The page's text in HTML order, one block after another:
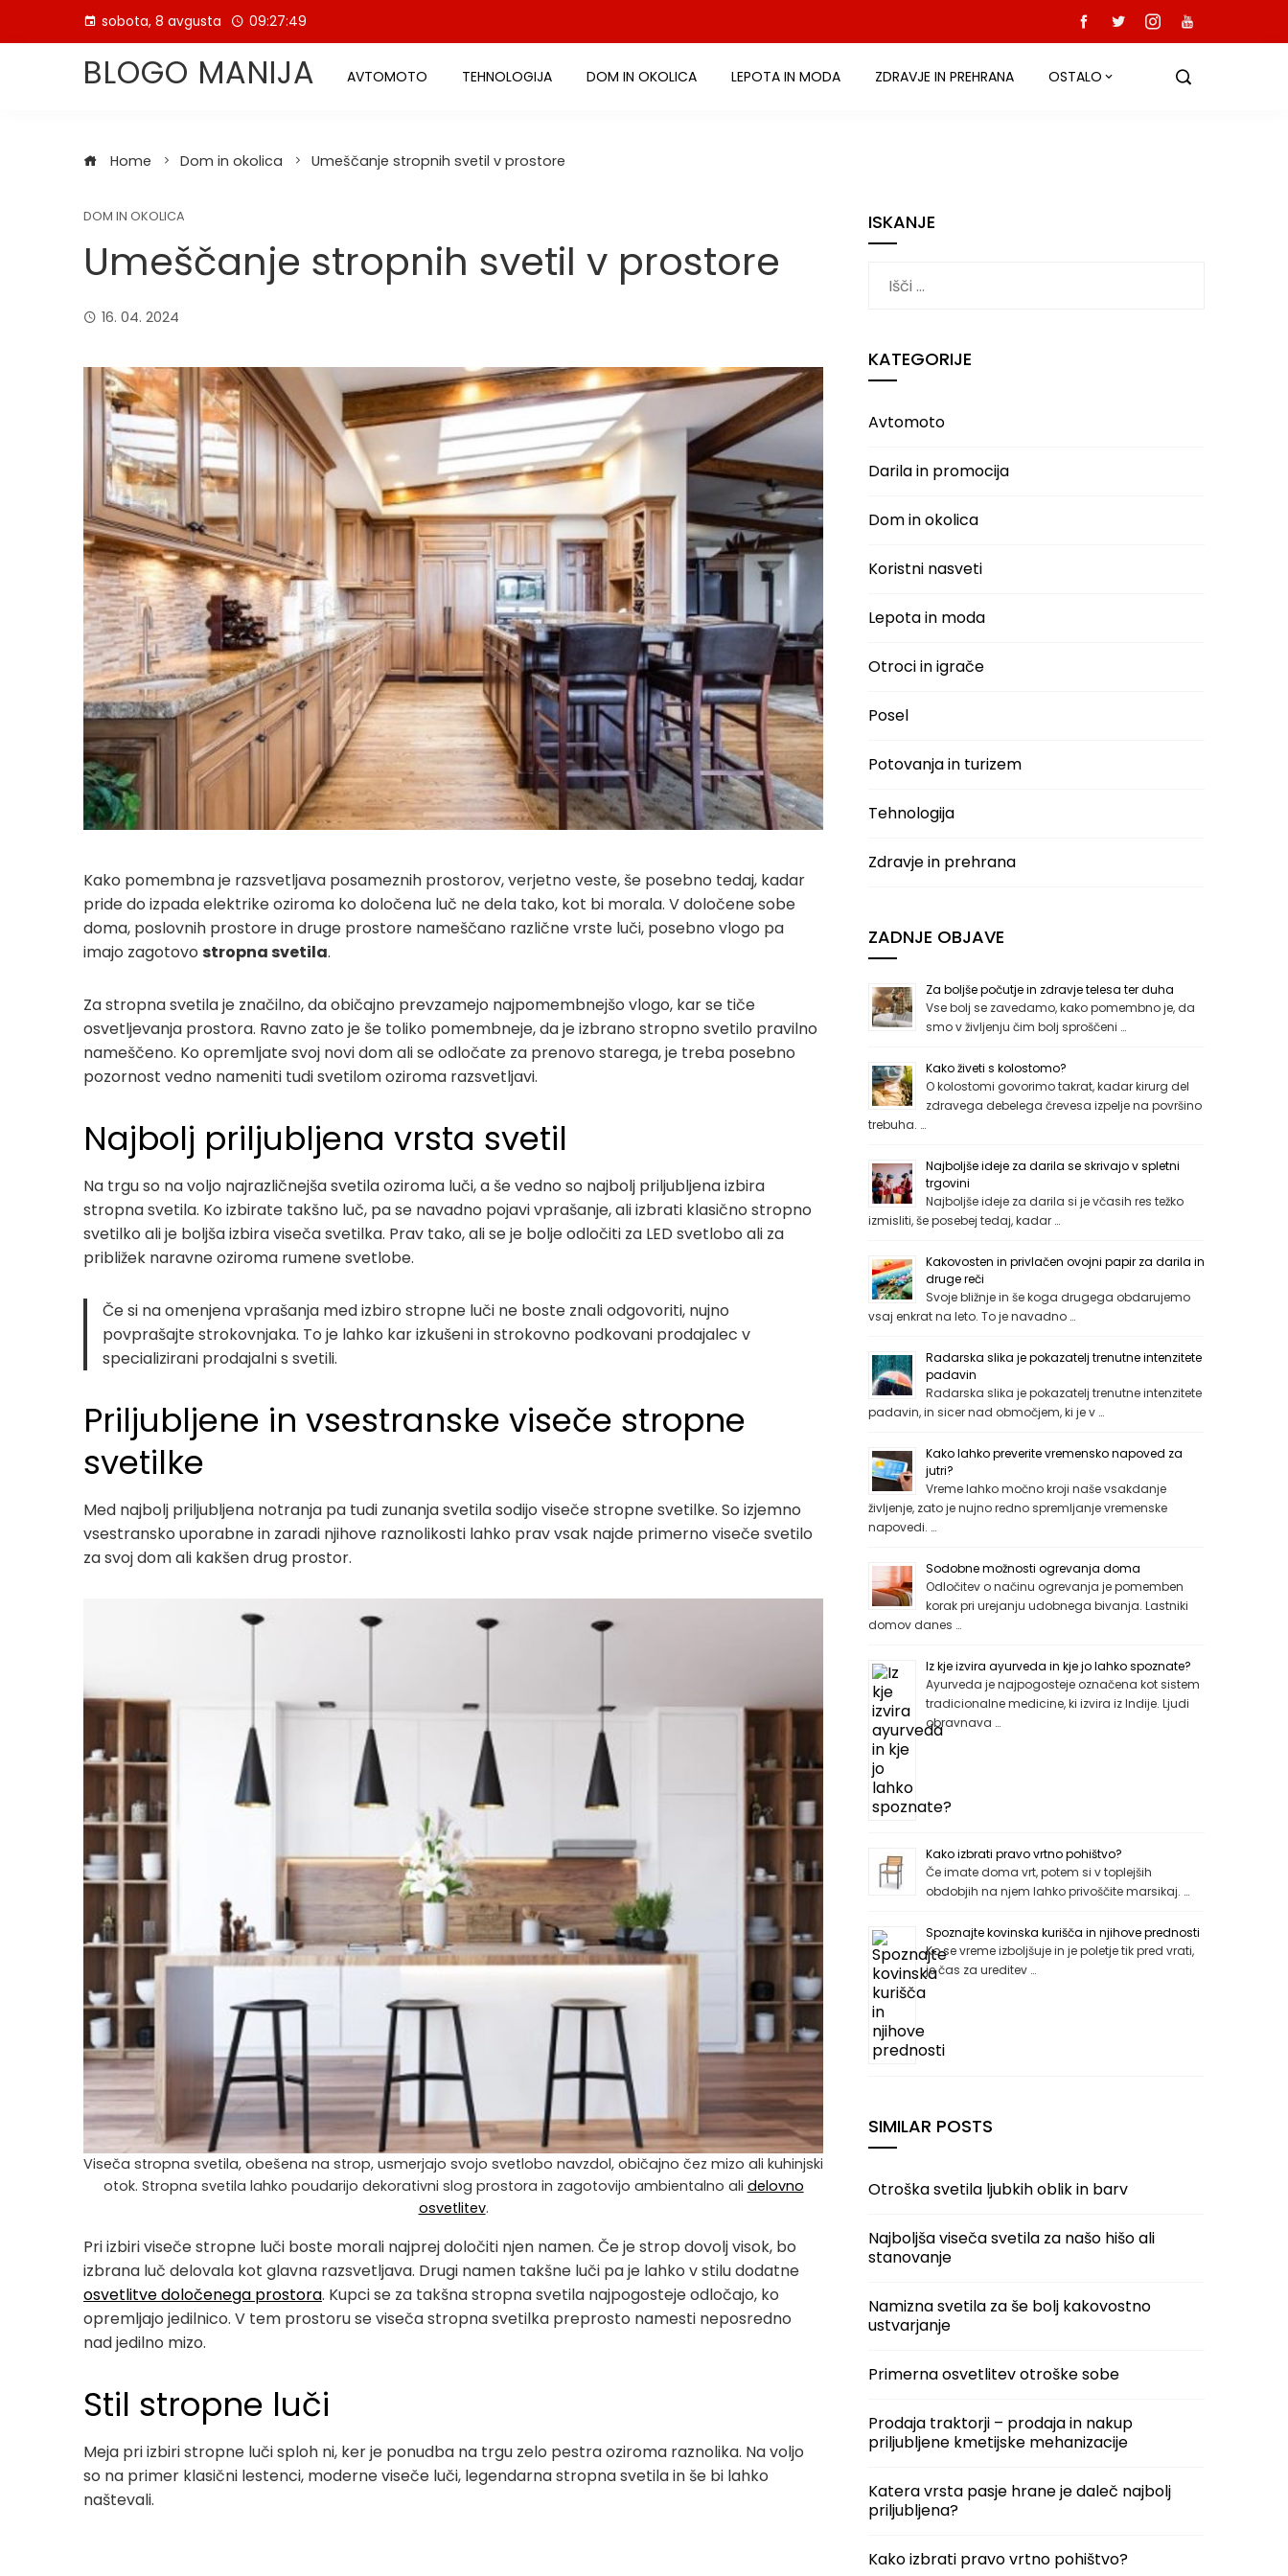
sobota, 8 avgusta 09:27:50
BLOGO MANIJA AVTOMOTO TEHNOLOGIJA DOM IN OKOLICA LEPOTA IN MODA ZDRAVJE IN PREHRANA OSTALO
Home Dom in okolica Umeščanje stropnih svetil v prostore
DOM IN OKOLICA
Umeščanje stropnih svetil v prostore
16. 04. 2024
Kako pomembna je razsvetljava posameznih prostorov, verjetno veste, še posebno tedaj, kadar
pride do izpada elektrike oziroma ko določena luč ne dela tako, kot bi morala. V določene sobe
doma, poslovnih prostore in druge prostore nameščano različne vrste luči, posebno vlogo pa
imajo zagotovo stropna svetila.
Za stropna svetila je značilno, da običajno prevzamejo najpomembnejšo vlogo, kar se tiče
osvetljevanja prostora. Ravno zato je še toliko pomembneje, da je izbrano stropno svetilo pravilno
nameščeno. Ko opremljate svoj novi dom ali se odločate za prenovo starega, je treba posebno
pozornost vedno nameniti tudi svetilom oziroma razsvetljavi.
Najbolj priljubljena vrsta svetil
Na trgu so na voljo najrazličnejša svetila oziroma luči, a še vedno so najbolj priljubljena izbira
stropna svetila. Ko izbirate takšno luč, pa se navadno pojavi vprašanje, ali izbrati klasično stropno
svetilko ali je boljša izbira viseča svetilka. Prav tako, ali se je bolje odločiti za LED svetlobo ali za
približek naravne oziroma rumene svetlobe.
Če si na omenjena vprašanja med izbiro stropne luči ne boste znali odgovoriti, nujno
povprašajte strokovnjaka. To je lahko kar izkušeni in strokovno podkovani prodajalec v
specializirani prodajalni s svetili.
Priljubljene in vsestranske viseče stropne
svetilke
Med najbolj priljubljena notranja pa tudi zunanja svetila sodijo viseče stropne svetilke. So izjemno
vsestransko uporabne in zaradi njihove raznolikosti lahko prav vsak najde primerno viseče svetilo
za svoj dom ali kakšen drug prostor.
Viseča stropna svetila, obešena na strop, usmerjajo svojo svetlobo navzdol, običajno čez mizo ali kuhinjski
otok. Stropna svetila lahko poudarijo dekorativni slog prostora in zagotovijo ambientalno ali delovno
osvetlitev.
Pri izbiri viseče stropne luči boste morali najprej določiti njen namen. Če je strop dovolj visok, bo
izbrana luč delovala kot glavna razsvetljava. Drugi namen takšne luči pa je lahko v stilu dodatne
osvetlitve določenega prostora. Kupci se za takšna stropna svetila najpogosteje odločajo, ko
opremljajo jedilnico. V tem prostoru se viseča stropna svetilka preprosto namesti neposredno
nad jedilno mizo.
Stil stropne luči
Meja pri izbiri stropne luči sploh ni, ker je ponudba na trgu zelo pestra oziroma raznolika. Na voljo
so na primer klasični lestenci, moderne viseče luči, legendarna stropna svetila in še bi lahko
naštevali.
ISKANJE
KATEGORIJE
Avtomoto
Darila in promocija
Dom in okolica
Koristni nasveti
Lepota in moda
Otroci in igrače
Posel
Potovanja in turizem
Tehnologija
Zdravje in prehrana
ZADNJE OBJAVE
Za boljše počutje in zdravje telesa ter duha
Vse bolj se zavedamo, kako pomembno je, da
smo v življenju čim bolj sproščeni …
Kako živeti s kolostomo?
O kolostomi govorimo takrat, kadar kirurg del
zdravega debelega črevesa izpelje na površino
trebuha. …
Najboljše ideje za darila se skrivajo v spletni
trgovini
Najboljše ideje za darila si je včasih res težko
izmisliti, še posebej tedaj, kadar …
Kakovosten in privlačen ovojni papir za darila in
druge reči
Svoje bližnje in še koga drugega obdarujemo
vsaj enkrat na leto. To je navadno …
Radarska slika je pokazatelj trenutne intenzitete
padavin
Radarska slika je pokazatelj trenutne intenzitete
padavin, in sicer nad območjem, ki je v …
Kako lahko preverite vremensko napoved za
jutri?
Vreme lahko močno kroji naše vsakdanje
življenje, zato je nujno redno spremljanje vremenske
napovedi. …
Sodobne možnosti ogrevanja doma
Odločitev o načinu ogrevanja je pomemben
korak pri urejanju udobnega bivanja. Lastniki
domov danes …
Iz kje izvira ayurveda in kje jo lahko spoznate?
Ayurveda je najpogosteje označena kot sistem
tradicionalne medicine, ki izvira iz Indije. Ljudi
obravnava …
Kako izbrati pravo vrtno pohištvo?
Če imate doma vrt, potem si v toplejših
obdobjih na njem lahko privoščite marsikaj. …
Spoznajte kovinska kurišča in njihove prednosti
Ko se vreme izboljšuje in je poletje tik pred vrati,
je čas za ureditev …
SIMILAR POSTS
Otroška svetila ljubkih oblik in barv
Najboljša viseča svetila za našo hišo ali
stanovanje
Namizna svetila za še bolj kakovostno
ustvarjanje
Primerna osvetlitev otroške sobe
Prodaja traktorji – prodaja in nakup
priljubljene kmetijske mehanizacije
Katera vrsta pasje hrane je daleč najbolj
priljubljena?
Kako izbrati pravo vrtno pohištvo?